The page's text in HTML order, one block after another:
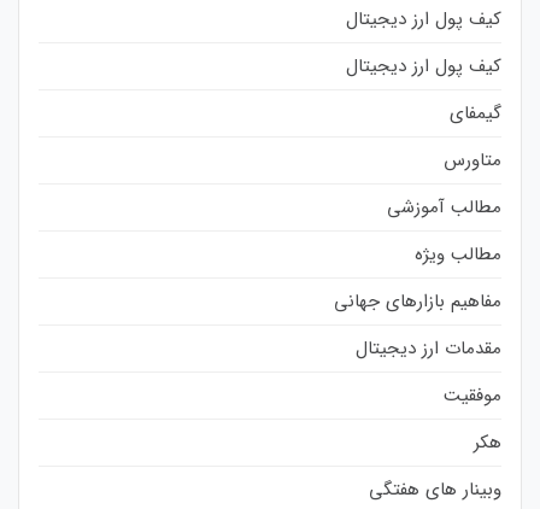
کیف پول ارز دیجیتال
کیف پول ارز دیجیتال
گیمفای
متاورس
مطالب آموزشی
مطالب ویژه
مفاهیم بازارهای جهانی
مقدمات ارز دیجیتال
موفقیت
هکر
وبینار های هفتگی